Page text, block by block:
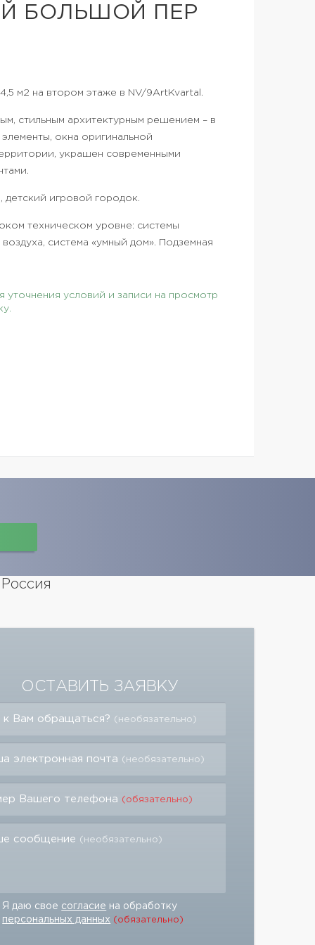
БОЛЬШОЙ ПЕР
м2 на втором этаже в NV/9ArtKvartal.
стильным архитектурным решением – в
окна оригинальной
украшен современными
детский игровой городок.
техническом уровне: системы
система «умный дом». Подземная
условий и записи на просмотр
ОСТАВИТЬ ЗАЯВКУ
к Вам обращаться? (необязательно)
электронная почта (необязательно)
Вашего телефона (обязательно)
сообщение (необязательно)
Я даю свое согласие на обработку
персональных данных (обязательно)